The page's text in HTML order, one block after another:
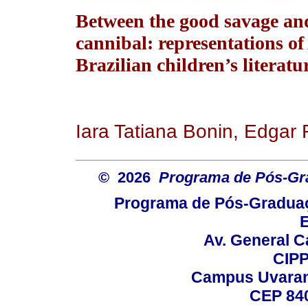
Between the good savage
cannibal: representations
Brazilian children’s
Iara Tatiana Bonin, Edgar
© 2026 Programa de Pós-
Programa de Pós-
Av. General
Campus
CEP